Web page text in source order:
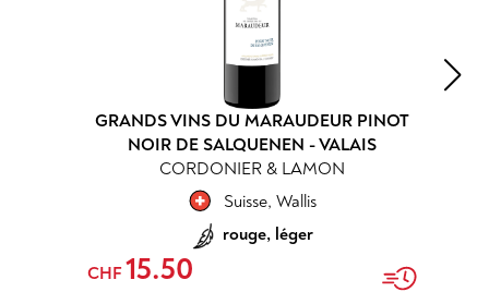
GRANDS VINS DU MARAUDEUR PINOT
NOIR DE SALQUENEN - VALAIS
CORDONIER & LAMON
Suisse, Wallis
rouge, léger
CHF 15.50